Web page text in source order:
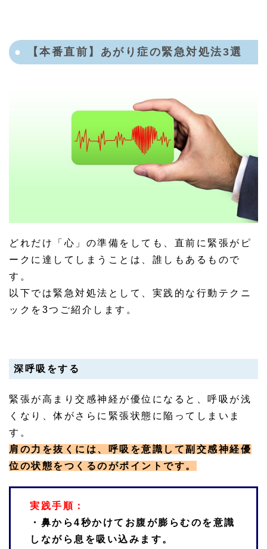
【本番直前】あがり症の緊急対処法3選
どれだけ「心」の準備をしても、直前に緊張がピ
ークに達してしまうことは、誰しもあるもので
す。
以下では緊急対処法として、実践的な行動テクニ
ックを3つご紹介します。
深呼吸をする
緊張が高まり交感神経が優位になると、呼吸が浅
くなり、体がさらに緊張状態に陥ってしまいま
す。
肩の力を抜くには、呼吸を意識して副交感神経優
位の状態をつくるのがポイントです。
実践手順：
・鼻から4秒かけてお腹が膨らむのを意識
しながら息を吸い込みます。